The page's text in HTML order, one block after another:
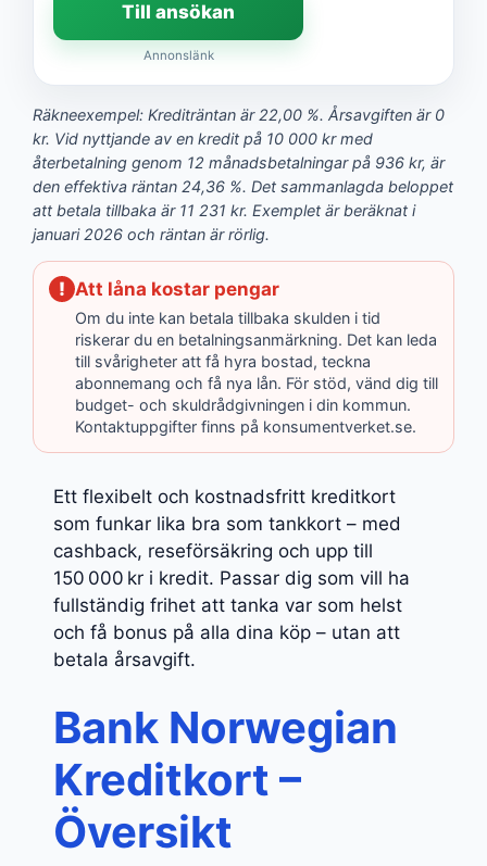
Till ansökan
Annonslänk
Räkneexempel: Krediträntan är 22,00 %. Årsavgiften är 0
kr. Vid nyttjande av en kredit på 10 000 kr med
återbetalning genom 12 månadsbetalningar på 936 kr, är
den effektiva räntan 24,36 %. Det sammanlagda beloppet
att betala tillbaka är 11 231 kr. Exemplet är beräknat i
januari 2026 och räntan är rörlig.
! Att låna kostar pengar
Om du inte kan betala tillbaka skulden i tid
riskerar du en betalningsanmärkning. Det kan leda
till svårigheter att få hyra bostad, teckna
abonnemang och få nya lån. För stöd, vänd dig till
budget- och skuldrådgivningen i din kommun.
Kontaktuppgifter finns på konsumentverket.se.
Ett flexibelt och kostnadsfritt kreditkort
som funkar lika bra som tankkort – med
cashback, reseförsäkring och upp till
150 000 kr i kredit. Passar dig som vill ha
fullständig frihet att tanka var som helst
och få bonus på alla dina köp – utan att
betala årsavgift.
Bank Norwegian
Kreditkort –
Översikt